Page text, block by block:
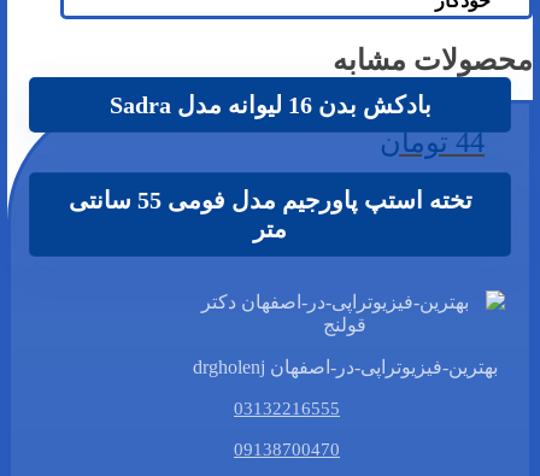
محصولات مشابه
بادکش بدن 16 لیوانه مدل Sadra
44 تومان
تخته استپ پاورجیم مدل فومی 55 سانتی
متر
بهترین-فیزیوتراپی-در-اصفهان drgholenj
03132216555
09138700470